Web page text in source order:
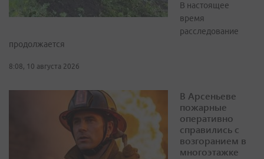
В настоящее
время
расследование
продолжается
8:08, 10 августа 2026
В Арсеньеве
пожарные
оперативно
справились с
возгоранием в
многоэтажке